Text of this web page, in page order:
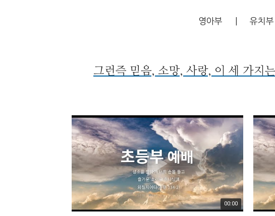
영아부 유치부
그런즉 믿음, 소망, 사랑, 이 세 가지
00:00